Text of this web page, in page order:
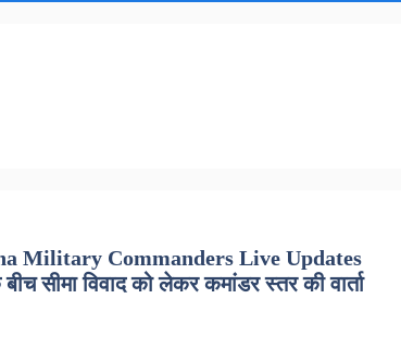
Military Commanders Live Updates
विवाद को लेकर कमांडर स्तर की वार्ता